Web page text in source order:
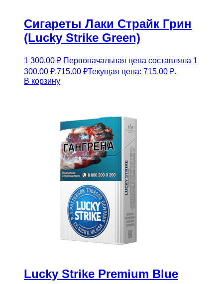
Сигареты Лаки Страйк Грин
(Lucky Strike Green)
1 300.00₽ Первоначальная цена составляла 1
300.00 ₽.715.00 ₽Текущая цена: 715.00 ₽.
В корзину
Lucky Strike Premium Blue